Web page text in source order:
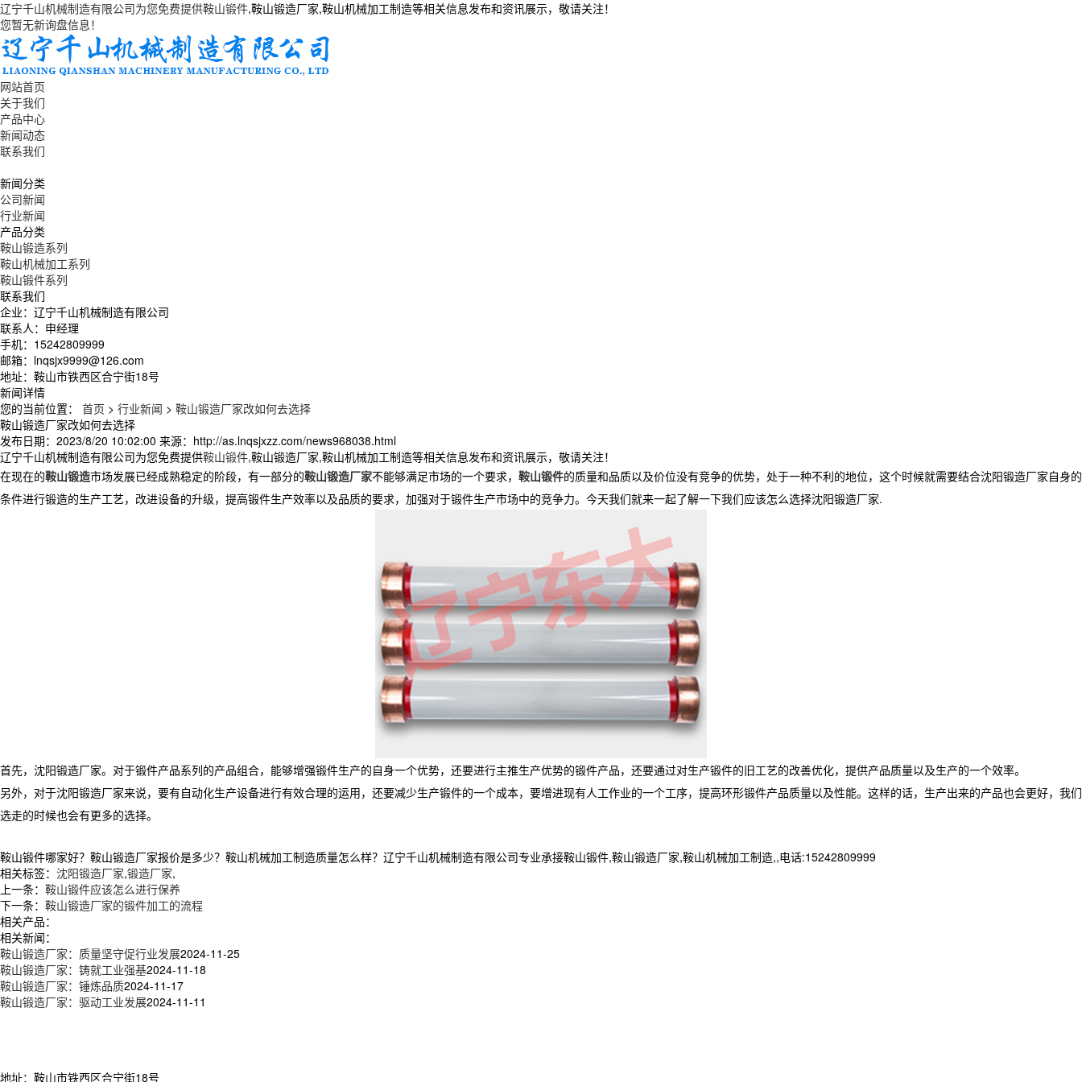
辽宁千山机械制造有限公司为您免费提供鞍山锻件,鞍山锻造厂家,鞍山机械加工制造等相关信息发布和资讯展示，敬请关注！
您暂无新询盘信息！
网站首页
关于我们
产品中心
新闻动态
联系我们
新闻分类
公司新闻
行业新闻
产品分类
鞍山锻造系列
鞍山机械加工系列
鞍山锻件系列
联系我们
企业：辽宁千山机械制造有限公司
联系人：申经理
手机：15242809999
邮箱：lnqsjx9999@126.com
地址：鞍山市铁西区合宁街18号
新闻详情
您的当前位置： 首页 > 行业新闻 > 鞍山锻造厂家改如何去选择
鞍山锻造厂家改如何去选择
发布日期： 2023/8/20 10:02:00 来源： http://as.lnqsjxzz.com/news968038.html
辽宁千山机械制造有限公司为您免费提供鞍山锻件,鞍山锻造厂家,鞍山机械加工制造等相关信息发布和资讯展示，敬请关注！
在现在的鞍山锻造市场发展已经成熟稳定的阶段，有一部分的鞍山锻造厂家不能够满足市场的一个要求， 鞍山锻件的质量和品质以及价位没有竞争的优势，处于一种不利的地位，这个时候就需要结合沈阳锻造厂家自身的
条件进行锻造的生产工艺，改进设备的升级，提高锻件生产效率以及品质的要求，加强对于锻件生产市场中的竞争力。今天我们就来一起了解一下我们应该怎么选择沈阳锻造厂家.
首先，沈阳锻造厂家。对于锻件产品系列的产品组合，能够增强锻件生产的自身一个优势，还要进行主推生产优势的锻件产品，还要通过对生产锻件的旧工艺的改善优化，提供产品质量以及生产的一个效率。
另外，对于沈阳锻造厂家来说，要有自动化生产设备进行有效合理的运用，还要减少生产锻件的一个成本，要增进现有人工作业的一个工序，提高环形锻件产品质量以及性能。这样的话，生产出来的产品也会更好，我们
选走的时候也会有更多的选择。
鞍山锻件哪家好？鞍山锻造厂家报价是多少？鞍山机械加工制造质量怎么样？辽宁千山机械制造有限公司专业承接鞍山锻件,鞍山锻造厂家,鞍山机械加工制造,,电话:15242809999
相关标签： 沈阳锻造厂家,锻造厂家,
上一条： 鞍山锻件应该怎么进行保养
下一条： 鞍山锻造厂家的锻件加工的流程
相关产品：
相关新闻：
鞍山锻造厂家：质量坚守促行业发展2024-11-25
鞍山锻造厂家：铸就工业强基2024-11-18
鞍山锻造厂家：锤炼品质2024-11-17
鞍山锻造厂家：驱动工业发展2024-11-11
地址：鞍山市铁西区合宁街18号